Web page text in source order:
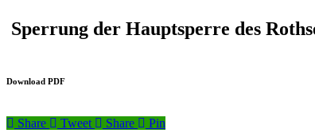
Sperrung der Hauptsperre des
Download PDF
Share Tweet Share Pin